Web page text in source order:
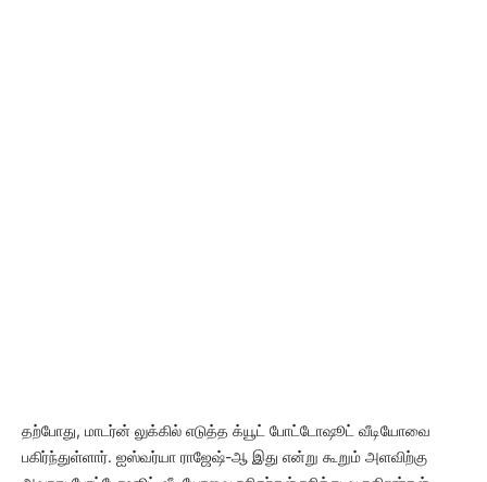
தற்போது, மாடர்ன் லுக்கில் எடுத்த க்யூட் போட்டோஷூட் வீடியோவை
பகிர்ந்துள்ளார். ஐஸ்வர்யா ராஜேஷ்-ஆ இது என்று கூறும் அளவிற்கு